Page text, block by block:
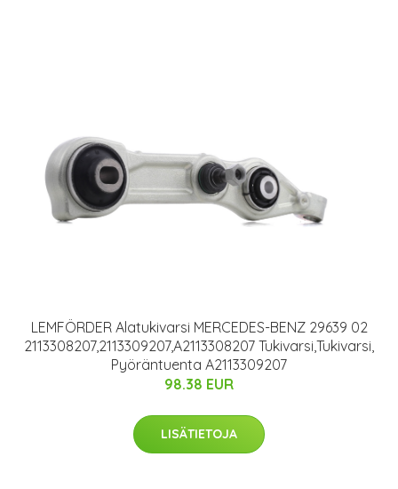
LEMFÖRDER Alatukivarsi MERCEDES-BENZ 29639 02
2113308207,2113309207,A2113308207 Tukivarsi,Tukivarsi,
Pyöräntuenta A2113309207
98.38 EUR
LISÄTIETOJA